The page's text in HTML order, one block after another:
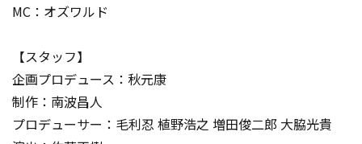
MC：オズワルド
【スタッフ】
企画プロデュース：秋元康
制作：南波昌人
プロデューサー：毛利忍 植野浩之 増田俊二郎 大脇光貴